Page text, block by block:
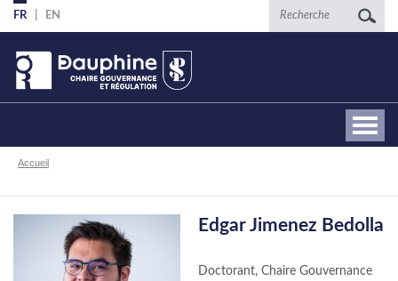
Aller
au
contenu
principal
FR EN Recherche
Fil
Accueil
Edgar Jimenez Bedolla
Doctorant, Chaire Gouvernance